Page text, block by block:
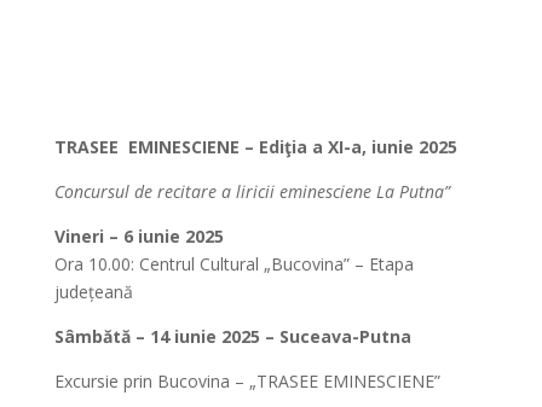
TRASEE EMINESCIENE – Ediţia a XI-a, iunie 2025
Concursul de recitare a liricii eminesciene La Putna”
Vineri – 6 iunie 2025
Ora 10.00: Centrul Cultural „Bucovina” – Etapa
județeană
Sâmbătă – 14 iunie 2025 – Suceava-Putna
Excursie prin Bucovina – „TRASEE EMINESCIENE”